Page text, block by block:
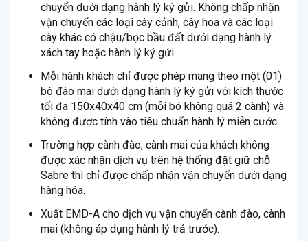
chuyển dưới dạng hành lý ký gửi. Không chấp nhận
vận chuyển các loại cây cảnh, cây hoa và các loại
cây khác có chậu/bọc bầu đất dưới dạng hành lý
xách tay hoặc hành lý ký gửi.
Mỗi hành khách chỉ được phép mang theo một (01)
bó đào mai dưới dạng hành lý ký gửi với kích thước
tối đa 150x40x40 cm (mỗi bó không quá 2 cành) và
không được tính vào tiêu chuẩn hành lý miễn cước.
Trường hợp cành đào, cành mai của khách không
được xác nhận dịch vụ trên hệ thống đặt giữ chỗ
Sabre thì chỉ được chấp nhận vận chuyển dưới dạng
hàng hóa.
Xuất EMD-A cho dịch vụ vận chuyển cành đào, cành
mai (không áp dụng hành lý trả trước).